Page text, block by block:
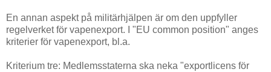
En annan aspekt på militärhjälpen är om den uppfyller
regelverket för vapenexport. I "EU common position" anges
kriterier för vapenexport, bl.a.
Kriterium tre: Medlemsstaterna ska neka "exportlicens för